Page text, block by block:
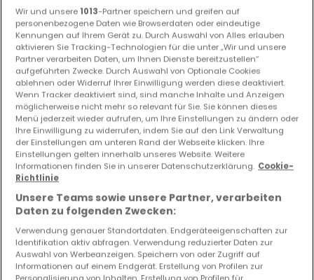
Wohnung
1.100.935 €
117 m² 3 2 1
Wir und unsere 1013-Partner speichern und greifen auf
personenbezogene Daten wie Browserdaten oder eindeutige
Kennungen auf Ihrem Gerät zu. Durch Auswahl von Alles erlauben
aktivieren Sie Tracking-Technologien für die unter „Wir und unsere
Partner verarbeiten Daten, um Ihnen Dienste bereitzustellen“
aufgeführten Zwecke. Durch Auswahl von Optionale Cookies
ablehnen oder Widerruf Ihrer Einwilligung werden diese deaktiviert.
Wenn Tracker deaktiviert sind, sind manche Inhalte und Anzeigen
möglicherweise nicht mehr so relevant für Sie. Sie können dieses
Menü jederzeit wieder aufrufen, um Ihre Einstellungen zu ändern oder
Ihre Einwilligung zu widerrufen, indem Sie auf den Link Verwaltung
der Einstellungen am unteren Rand der Webseite klicken. Ihre
Einstellungen gelten innerhalb unseres Website. Weitere
Informationen finden Sie in unserer Datenschutzerklärung. Cookie-
Richtlinie
Unsere Teams sowie unsere Partner, verarbeiten
Daten zu folgenden Zwecken:
Verwendung genauer Standortdaten. Endgeräteeigenschaften zur
Identifikation aktiv abfragen. Verwendung reduzierter Daten zur
Auswahl von Werbeanzeigen. Speichern von oder Zugriff auf
Informationen auf einem Endgerät. Erstellung von Profilen zur